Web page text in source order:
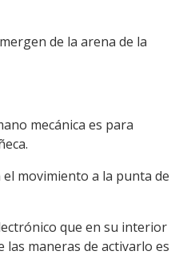
de la arena de la
mecánica es para
movimiento a la punta de
que en su interior
maneras de activarlo es